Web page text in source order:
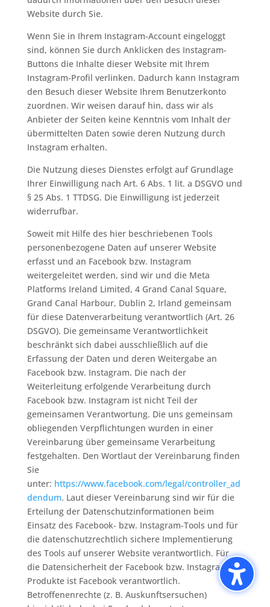
Website durch Sie.
Wenn Sie in Ihrem Instagram-Account eingeloggt
sind, können Sie durch Anklicken des Instagram-
Buttons die Inhalte dieser Website mit Ihrem
Instagram-Profil verlinken. Dadurch kann Instagram
den Besuch dieser Website Ihrem Benutzerkonto
zuordnen. Wir weisen darauf hin, dass wir als
Anbieter der Seiten keine Kenntnis vom Inhalt der
übermittelten Daten sowie deren Nutzung durch
Instagram erhalten.
Die Nutzung dieses Dienstes erfolgt auf Grundlage
Ihrer Einwilligung nach Art. 6 Abs. 1 lit. a DSGVO und
§ 25 Abs. 1 TTDSG. Die Einwilligung ist jederzeit
widerrufbar.
Soweit mit Hilfe des hier beschriebenen Tools
personenbezogene Daten auf unserer Website
erfasst und an Facebook bzw. Instagram
weitergeleitet werden, sind wir und die Meta
Platforms Ireland Limited, 4 Grand Canal Square,
Grand Canal Harbour, Dublin 2, Irland gemeinsam
für diese Datenverarbeitung verantwortlich (Art. 26
DSGVO). Die gemeinsame Verantwortlichkeit
beschränkt sich dabei ausschließlich auf die
Erfassung der Daten und deren Weitergabe an
Facebook bzw. Instagram. Die nach der
Weiterleitung erfolgende Verarbeitung durch
Facebook bzw. Instagram ist nicht Teil der
gemeinsamen Verantwortung. Die uns gemeinsam
obliegenden Verpflichtungen wurden in einer
Vereinbarung über gemeinsame Verarbeitung
festgehalten. Den Wortlaut der Vereinbarung finden
Sie
unter: https://www.facebook.com/legal/controller_ad
dendum. Laut dieser Vereinbarung sind wir für die
Erteilung der Datenschutzinformationen beim
Einsatz des Facebook- bzw. Instagram-Tools und für
die datenschutzrechtlich sichere Implementierung
des Tools auf unserer Website verantwortlich. Für
die Datensicherheit der Facebook bzw. Instagram-
Produkte ist Facebook verantwortlich.
Betroffenenrechte (z. B. Auskunftsersuchen)